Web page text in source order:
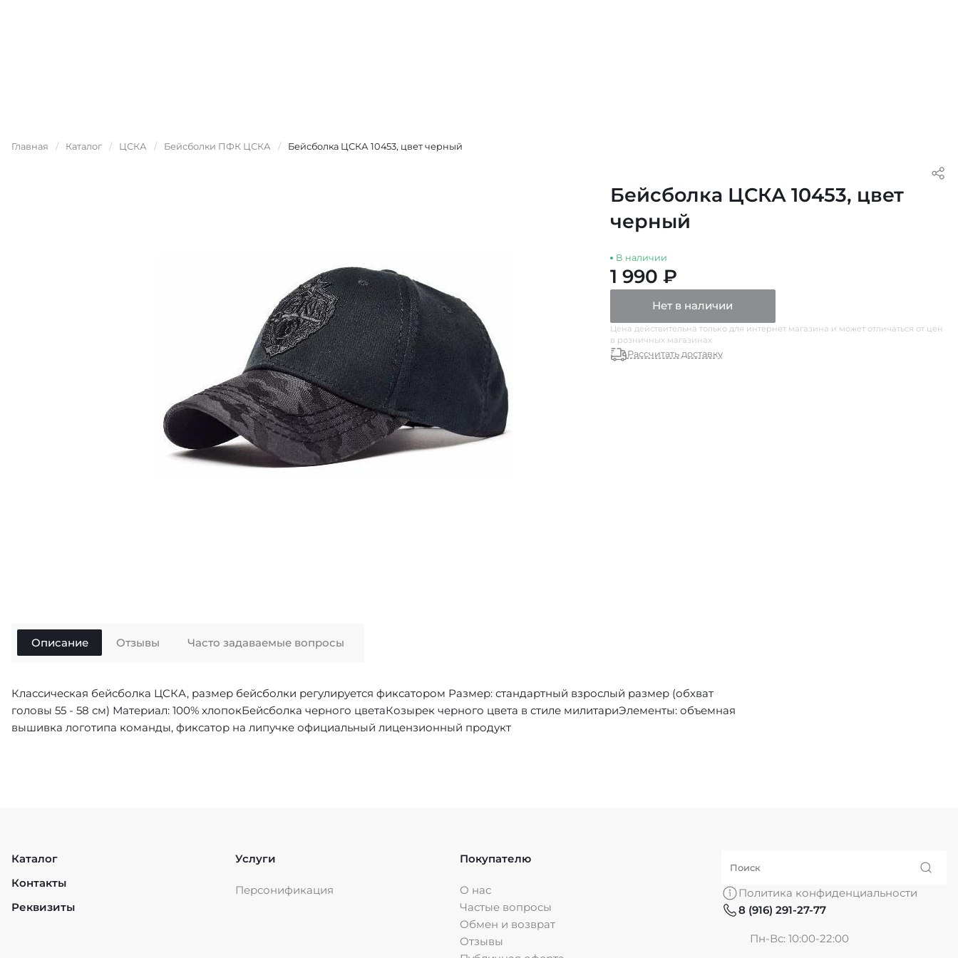
Главная / Каталог / ЦСКА / Бейсболки ПФК ЦСКА / Бейсболка ЦСКА 10453, цвет черный
Бейсболка ЦСКА 10453, цвет
черный
В наличии
1 990 ₽
Нет в наличии
Цена действительна только для интернет магазина и может отличаться от цен
в розничных магазинах
Рассчитать доставку
Описание
Классическая бейсболка ЦСКА, размер бейсболки регулируется фиксатором Размер: стандартный взрослый размер (обхват
головы 55 - 58 см) Материал: 100% хлопокБейсболка черного цветаКозырек черного цвета в стиле милитариЭлементы: объемная
вышивка логотипа команды, фиксатор на липучке официальный лицензионный продукт
Отзывы Часто задаваемые вопросы
Каталог
Контакты
Реквизиты
Услуги
Персонификация
Покупателю
О нас
Частые вопросы
Обмен и возврат
Отзывы
Политика конфиденциальности
8 (916) 291-27-77
Пн-Вс: 10:00-22:00